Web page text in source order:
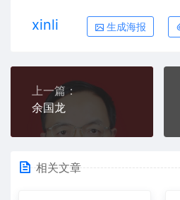
xinli 生成海报
上一篇：
余国龙
相关文章